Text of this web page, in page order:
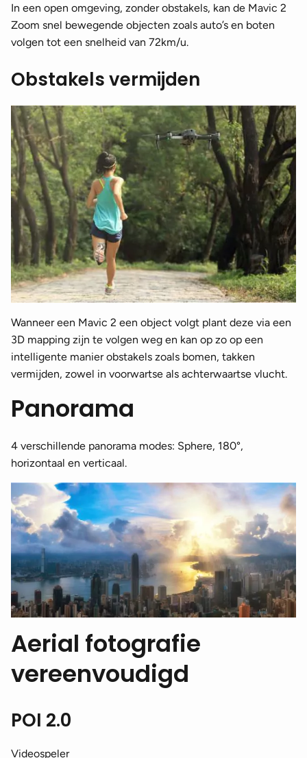
In een open omgeving, zonder obstakels, kan de Mavic 2
Zoom snel bewegende objecten zoals auto’s en boten
volgen tot een snelheid van 72km/u.
Obstakels vermijden
Wanneer een Mavic 2 een object volgt plant deze via een
3D mapping zijn te volgen weg en kan op zo op een
intelligente manier obstakels zoals bomen, takken
vermijden, zowel in voorwartse als achterwaartse vlucht.
Panorama
4 verschillende panorama modes: Sphere, 180°,
horizontaal en verticaal.
Aerial fotografie
vereenvoudigd
POI 2.0
Videospeler